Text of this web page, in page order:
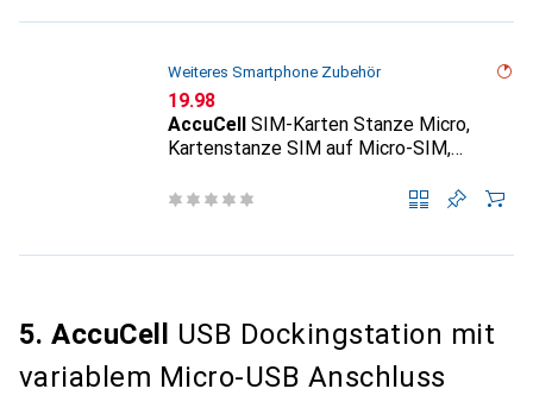
Weiteres Smartphone Zubehör
CHF
19.98
AccuCell SIM-Karten Stanze Micro,
Kartenstanze SIM auf Micro-SIM,
5. AccuCell
USB Dockingstation mit
variablem Micro-USB Anschluss